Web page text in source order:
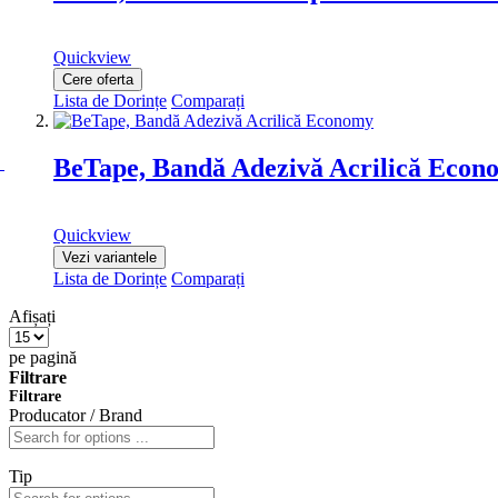
Quickview
Cere oferta
Lista de Dorințe Comparați
BeTape, Bandă Adezivă Acrilică
Quickview
Vezi variantele
Lista de Dorințe Comparați
Afișați
pe pagină
Filtrare
Filtrare
Producator / Brand
Tip